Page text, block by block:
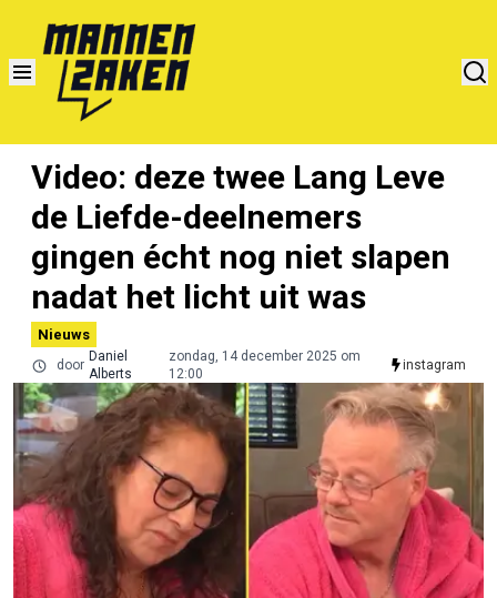
Video: deze twee Lang Leve
de Liefde-deelnemers
gingen écht nog niet slapen
nadat het licht uit was
Nieuws
door
Daniel
Alberts
zondag, 14 december 2025 om
12:00
instagram